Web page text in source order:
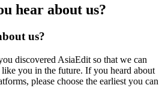
hear about us?
us?
discovered AsiaEdit so that we can
like you in the future. If you heard about
please choose the earliest you can